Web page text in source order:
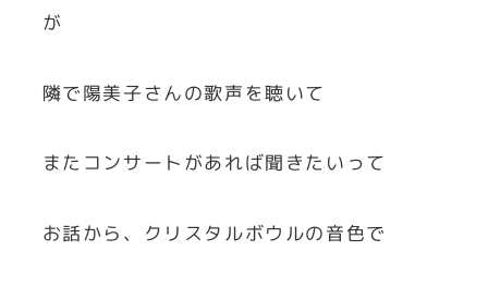
が
隣で陽美子さんの歌声を聴いて
またコンサートがあれば聞きたいって
お話から、クリスタルボウルの音色で